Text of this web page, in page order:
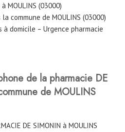
MOULINS (03000)
commune de MOULINS (03000)
à domicile – Urgence pharmacie
de la pharmacie DE
de MOULINS
DE SIMONIN à MOULINS